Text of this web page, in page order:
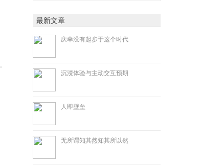
最新文章
庆幸没有起步于这个时代
沉浸体验与主动交互预期
人即壁垒
无所谓知其然知其所以然